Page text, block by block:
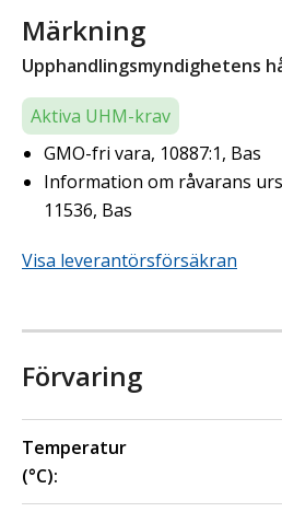
Märkning
Upphandlingsmyndighetens
Aktiva UHM-krav
GMO-fri vara, 10887:1, Bas
Information om råvarans
11536, Bas
Visa leverantörsförsäkran
Förvaring
Temperatur
(°C):